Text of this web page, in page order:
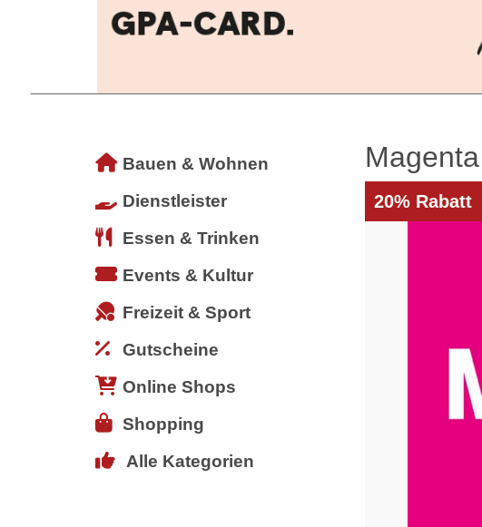
Bauen & Wohnen
Dienstleister
Essen & Trinken
Events & Kultur
Freizeit & Sport
Gutscheine
Online Shops
Shopping
Alle Kategorien
Magenta
20% Rabatt